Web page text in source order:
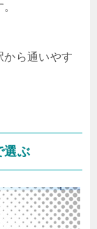
から通いやす
選ぶ